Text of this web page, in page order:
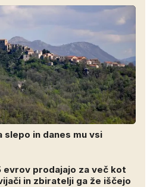
in danes mu vsi
evrov prodajajo za več kot
in zbiratelji ga že iščejo